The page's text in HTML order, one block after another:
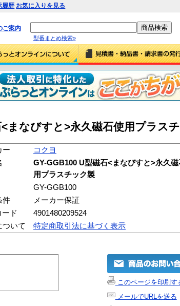
履歴 お気に入りを見る
ご案内
型番まとめ検索»
まなびすと>永久磁石使用プラス
ー
コクヨ
GY-GGB100 U型磁石<まなびすと>永久磁
用プラスチック製
GY-GGB100
件
メーカー保証
ド
4901480209524
ついて
特定商取引法に基づく表示
このページを印刷す
メールでURLを送る